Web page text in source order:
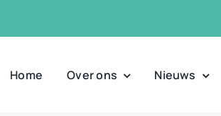
Home Over ons Nieuws